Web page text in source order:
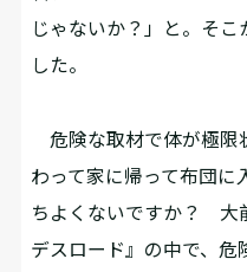
じゃないか？」と。そ
した。
危険な取材で体が極限
わって家に帰って布団に
ちよくないですか？ 大
デスロード』の中で、危